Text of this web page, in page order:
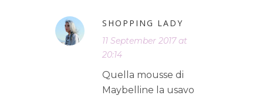
SHOPPING LADY
11 September 2017 at
20:14
Quella mousse di
Maybelline la usavo